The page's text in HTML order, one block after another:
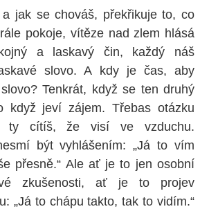
a jak se chováš, překřikuje to, co
pokoje, vítěze nad zlem hlásá
a laskavý čin, každý náš
slovo. A kdy je čas, aby
Tenkrát, když se ten druhý
když jeví zájem. Třebas otázku
ty cítíš, že visí ve vzduchu.
být vyhlášením: „Já to vím
přesně.“ Ale ať je to jen osobní
zkušenosti, ať je to projev
„Já to chápu takto, tak to vidím.“